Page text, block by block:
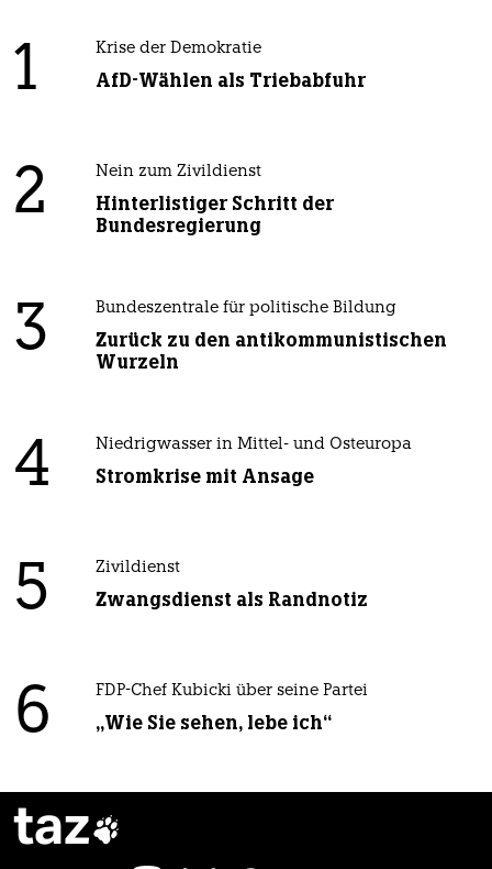
1 Krise der Demokratie
AfD-Wählen als Triebabfuhr
2 Nein zum Zivildienst
Hinterlistiger Schritt der
Bundesregierung
3 Bundeszentrale für politische Bildung
Zurück zu den antikommunistischen
Wurzeln
4 Niedrigwasser in Mittel- und Osteuropa
Stromkrise mit Ansage
5 Zivildienst
Zwangsdienst als Randnotiz
6 FDP-Chef Kubicki über seine Partei
„Wie Sie sehen, lebe ich“
taz